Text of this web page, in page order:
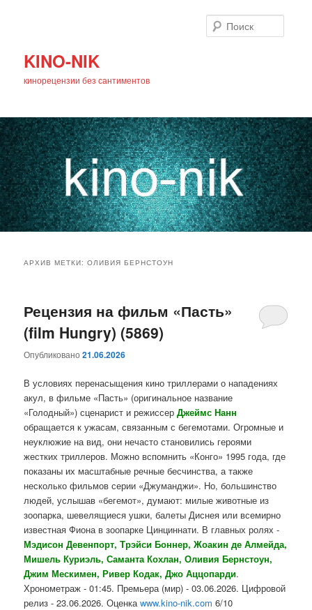
KINO-NIK
кинорецензии без сантиментов
основному
содержимому
дополнительному
содержимому
АРХИВ МЕТКИ:ОЛИВИЯ БЕРНСТОУН
Рецензия на фильм «Пасть»
(film Hungry) (5869)
Опубликовано21.06.2026
В условиях перенасыщения кино триллерами о нападениях
акул, в фильме «Пасть» (оригинальное название
«Голодный») сценарист и режиссерДжеймс Нанн
обращается к ужасам, связанным с бегемотами. Огромные и
неуклюжие на вид, они нечасто становились героями
жестких триллеров. Можно вспомнить «Конго» 1995 года, где
показаны их масштабные речные бесчинства, а также
несколько фильмов серии «Джуманджи». Но, большинство
людей, услышав «бегемот», думают: милые животные из
зоопарка, шевелящиеся ушки, балеты Диснея или всемирно
известная Фиона в зоопарке Цинциннати. В главных ролях -
Мэдисон Девенпорт, Трэйси Боннер, Жоакин де Алмейда,
Мишель Куриэль, Саманта Кохлан, Оливия Бернстоун,
Джим Мескимен, Ривер Кодак, Джо Аццопарди.
Хронометраж - 01:45. Премьера (мир) - 03.06.2026. Цифровой
релиз - 23.06.2026. Оценкаwww.kino-nik.com 6/10